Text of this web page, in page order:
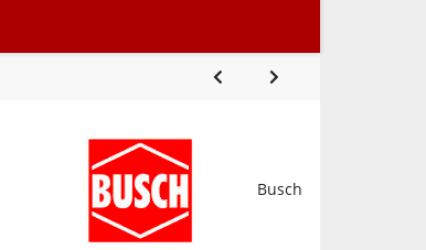
Busch